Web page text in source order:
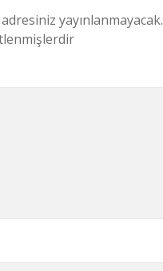
yayınlanmayacak.